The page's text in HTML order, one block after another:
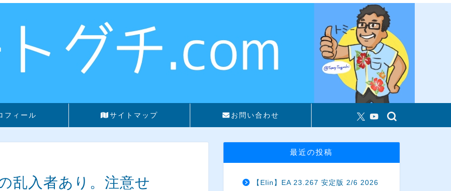
フィール サイトマップ お問い合わせ
乱入者あり。注意せ
最近の投稿
【Elin】EA 23.267 安定版 2/6 2026